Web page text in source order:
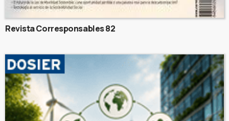
Revista Corresponsables 82